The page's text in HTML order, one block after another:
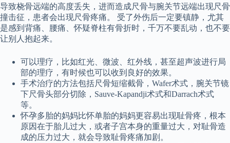
导致桡骨远端的高度丢失，进而造成尺骨与腕关节远端出现尺骨
撞击征，患者会出现尺骨疼痛。 受了外伤后一定要镇静，尤其
是感到背痛、腰痛、怀疑脊柱有骨折时，千万不要乱动，也不要
让别人抱起来。
可以理疗，比如红光、微波、红外线，甚至超声波进行局
部的理疗，有时候也可以收到良好的效果。
手术治疗的方法包括尺骨短缩截骨，Wafer术式，腕关节镜
下尺骨头部分切除，Sauve-Kapandji术式和Darrach术式
等。
怀孕多胎的妈妈比怀单胎的妈妈更容易出现耻骨疼，根本
原因在于胎儿过大，或者子宫本身的重量过大，对耻骨造
成的压力过大，就会导致耻骨疼痛加剧。